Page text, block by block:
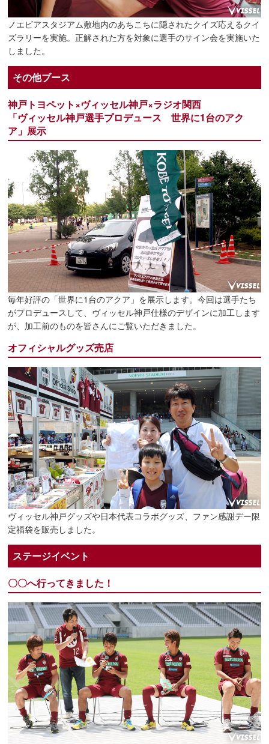
ノエビアスタジアム敷地内のあちこちに隠されたクイズ応えるクイ
ズラリーを実施。正解された方を対象に選手のサイン会を実施いた
しました。
その他ブース
神戸トヨペット×ヴィッセル神戸×ラジオ関西
「ヴィッセル神戸選手プロデュース 世界に1台のアク
ア」展示
毎年好評の「世界に1台のアクア」を展示します。今回は選手たち
がプロデュースして、ヴィッセル神戸仕様のデザインに加工します
が、加工前のものを皆さんにご覧いただきました。
オフィシャルグッズ売店
ヴィッセル神戸グッズや日本代表コラボグッズ、ファン感謝デー限
定福袋を販売しました。
ステージイベント
〇〇へ行ってきました！